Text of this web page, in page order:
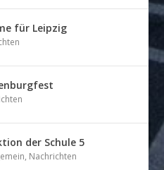
für Leipzig
der Schule 5
, Nachrichten